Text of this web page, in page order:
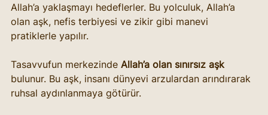
Allah’a yaklaşmayı hedeflerler. Bu yolculuk, Allah’a
olan aşk, nefis terbiyesi ve zikir gibi manevi
pratiklerle yapılır.
Tasavvufun merkezinde Allah’a olan sınırsız aşk
bulunur. Bu aşk, insanı dünyevi arzulardan arındırarak
ruhsal aydınlanmaya götürür.